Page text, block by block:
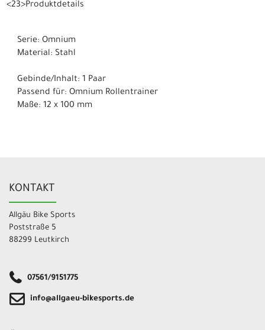
<23>Produktdetails
Serie: Omnium
Material: Stahl
Gebinde/Inhalt: 1 Paar
Passend für: Omnium Rollentrainer
Maße: 12 x 100 mm
KONTAKT
Allgäu Bike Sports
Poststraße 5
88299 Leutkirch
07561/9151775
info@allgaeu-bikesports.de